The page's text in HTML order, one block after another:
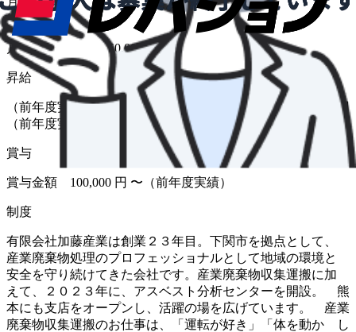
給与
月給 215,000円〜250,000円
昇給
（前年度実績 あり） 金額 1月あたり 3,000 円 〜 20,000 円
（前年度実績）
賞与
賞与金額 100,000 円 〜（前年度実績）
制度
有限会社加藤産業は創業２３年目。下関市を拠点として、
産業廃棄物処理のプロフェッショナルとして地域の環境と
安全を守り続けてきた会社です。産業廃棄物収集運搬に加
えて、２０２３年に、アスベスト分析センターを開設。 熊
本にも支店をオープンし、活躍の場を広げています。 産業
廃棄物収集運搬のお仕事は、「運転が好き」「体を動か し